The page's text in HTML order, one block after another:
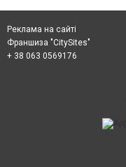
Реклама на сайті
Франшиза "CitySites"
+ 38 063 0569176